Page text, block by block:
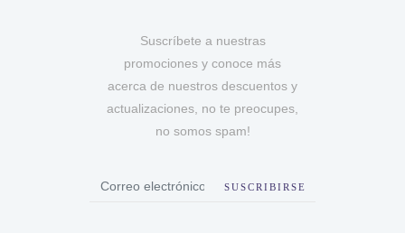
Suscríbete a nuestras
promociones y conoce más
acerca de nuestros descuentos y
actualizaciones, no te preocupes,
no somos spam!
SUSCRIBIRSE